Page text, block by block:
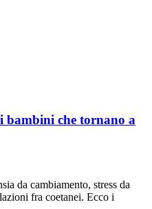
bambini che tornano a
da cambiamento, stress da
fra coetanei. Ecco i